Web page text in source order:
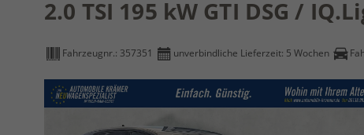
2.0 TSI 195 kW GTI DSG /
Fahrzeugnr.: 357351 unverbindliche Lieferzeit: 5 Wochen